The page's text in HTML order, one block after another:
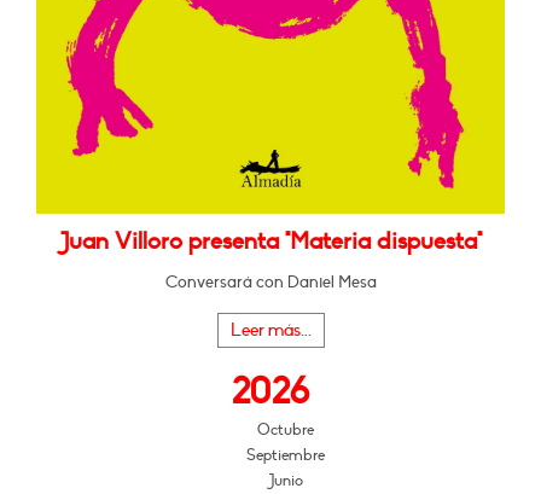
Juan Villoro presenta "Materia dispuesta"
Conversará con Daniel Mesa
Leer más...
2026
Octubre
Septiembre
Junio